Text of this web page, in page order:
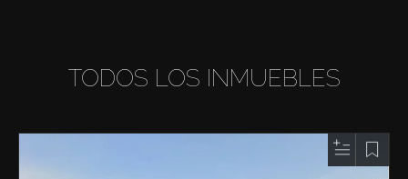
TODOS LOS INMUEBLES